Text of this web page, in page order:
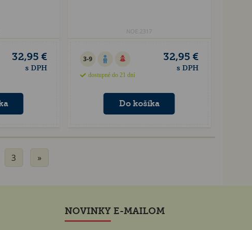
32,95 €
s DPH
NOE.2317
3-9
dostupné do 21 dní
32,95 €
s DPH
3 »
NOVINKY E-MAILOM